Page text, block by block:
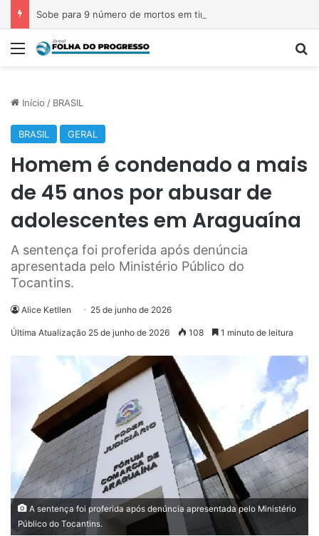
Menu
Início / BRASIL
BRASIL GERAL
Homem é condenado a mais
de 45 anos por abusar de
adolescentes em Araguaína
A sentença foi proferida após denúncia
apresentada pelo Ministério Público do
Tocantins.
Alice Ketllen 25 de junho de 2026
Última Atualização 25 de junho de 2026 108 1 minuto de leitura
A sentença foi proferida após denúncia apresentada pelo Ministério
Público do Tocantins.